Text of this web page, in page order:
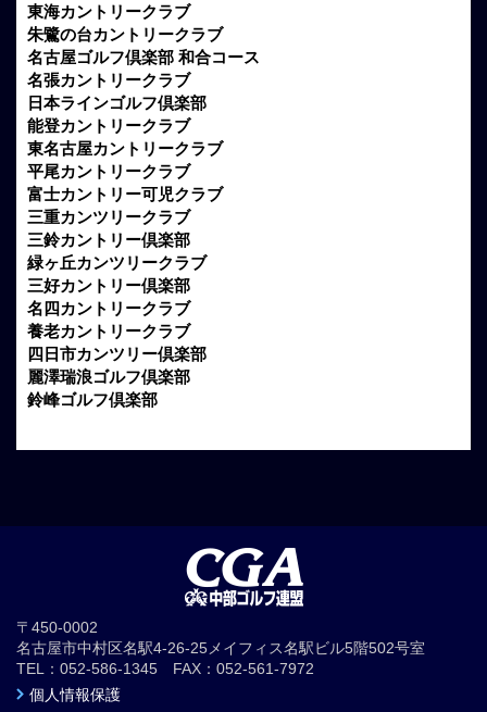
東海カントリークラブ
朱鷺の台カントリークラブ
名古屋ゴルフ倶楽部 和合コース
名張カントリークラブ
日本ラインゴルフ倶楽部
能登カントリークラブ
東名古屋カントリークラブ
平尾カントリークラブ
富士カントリー可児クラブ
三重カンツリークラブ
三鈴カントリー倶楽部
緑ヶ丘カンツリークラブ
三好カントリー倶楽部
名四カントリークラブ
養老カントリークラブ
四日市カンツリー倶楽部
麗澤瑞浪ゴルフ倶楽部
鈴峰ゴルフ倶楽部
〒450-0002
名古屋市中村区名駅4-26-25メイフィス名駅ビル5階502号室
TEL：052-586-1345 FAX：052-561-7972
個人情報保護